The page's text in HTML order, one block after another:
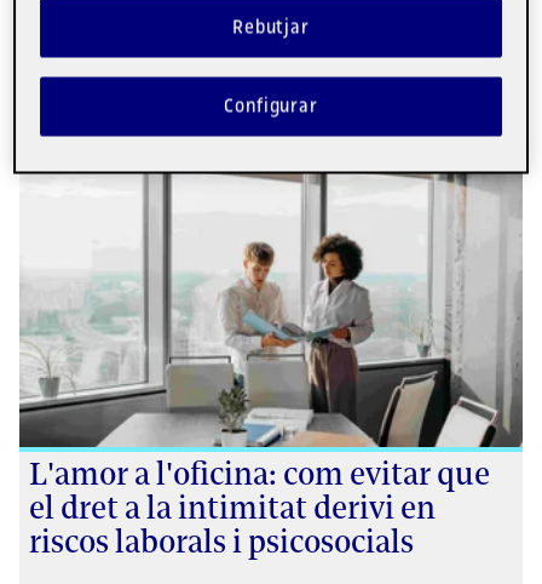
L'amor a l'oficina: com evitar que
el dret a la intimitat derivi en
riscos laborals i psicosocials
Rebutjar
Configurar